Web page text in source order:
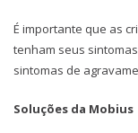
É importante que as
tenham seus
sintomas de
Soluções da Mobius